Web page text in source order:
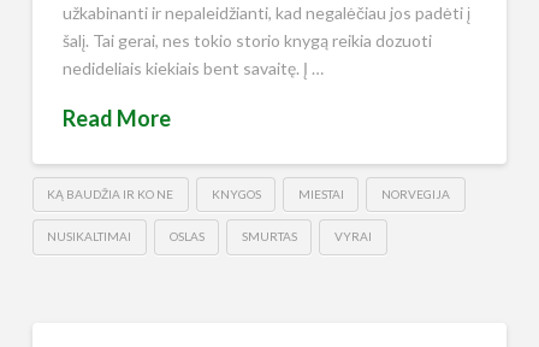
užkabinanti ir nepaleidžianti, kad negalėčiau jos padėti į
šalį. Tai gerai, nes tokio storio knygą reikia dozuoti
nedideliais kiekiais bent savaitę. Į …
Read More
KĄ BAUDŽIA IR KO NE KNYGOS MIESTAI NORVEGIJA
NUSIKALTIMAI OSLAS SMURTAS VYRAI